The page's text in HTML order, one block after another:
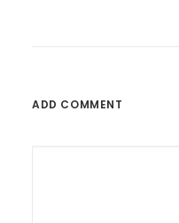
ADD COMMENT